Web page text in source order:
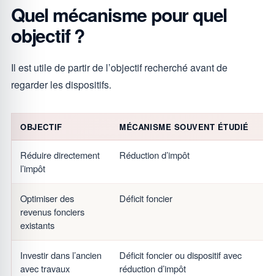
Quel mécanisme pour quel
objectif ?
Il est utile de partir de l’objectif recherché avant de
regarder les dispositifs.
OBJECTIF MÉCANISME SOUVENT ÉTUDIÉ
Réduire directement
l’impôt
Réduction d’impôt
Optimiser des
revenus fonciers
existants
Déficit foncier
Investir dans l’ancien
avec travaux
Déficit foncier ou dispositif avec
réduction d’impôt